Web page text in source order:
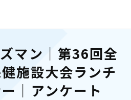
マン｜第36回全
施設大会ランチ
｜アンケート